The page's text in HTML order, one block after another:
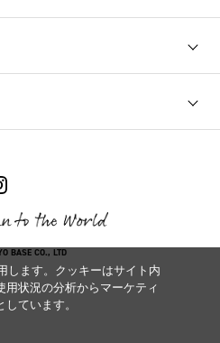
BASE CO., LTD
します。クッキーはサイト内
状況の分析からマーケティ
ています。